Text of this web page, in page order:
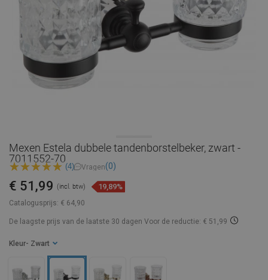
Mexen Estela dubbele tandenborstelbeker, zwart -
7011552-70
(4) Vragen(0)
Catalogusprijs: € 64,90
€ 51,99 (incl. btw) 19,89%
De laagste prijs van de laatste 30 dagen Voor de reductie: € 51,99
Kleur - Zwart